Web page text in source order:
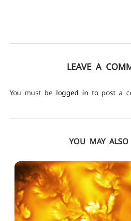
LEAVE A
You must be logged in to post a
YOU MAY ALSO